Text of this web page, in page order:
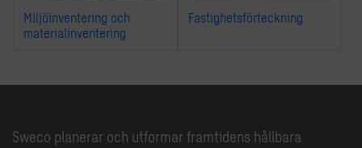
Miljöinventering och
materialinventering
Fastighetsförteckning
Sweco planerar och utformar framtidens hållbara